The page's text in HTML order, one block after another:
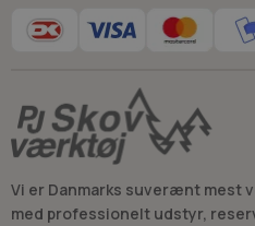
Vi er Danmarks suverænt mest
med professionelt udstyr,